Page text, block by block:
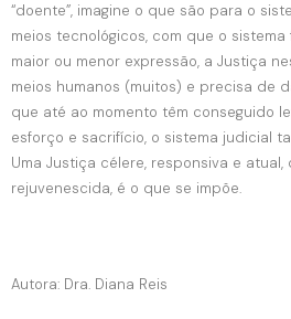
“doente”, imagine o que são para o
meios tecnológicos, com que o
maior ou menor expressão, a Justiça
meios humanos (muitos) e precisa de
que até ao momento têm conseguido
esforço e sacrifício, o sistema judicial
Uma Justiça célere, responsiva e
rejuvenescida, é o que se impõe.
Autora: Dra. Diana Reis